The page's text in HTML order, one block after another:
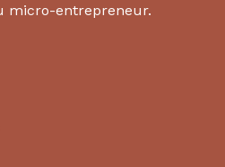
micro-entrepreneur.